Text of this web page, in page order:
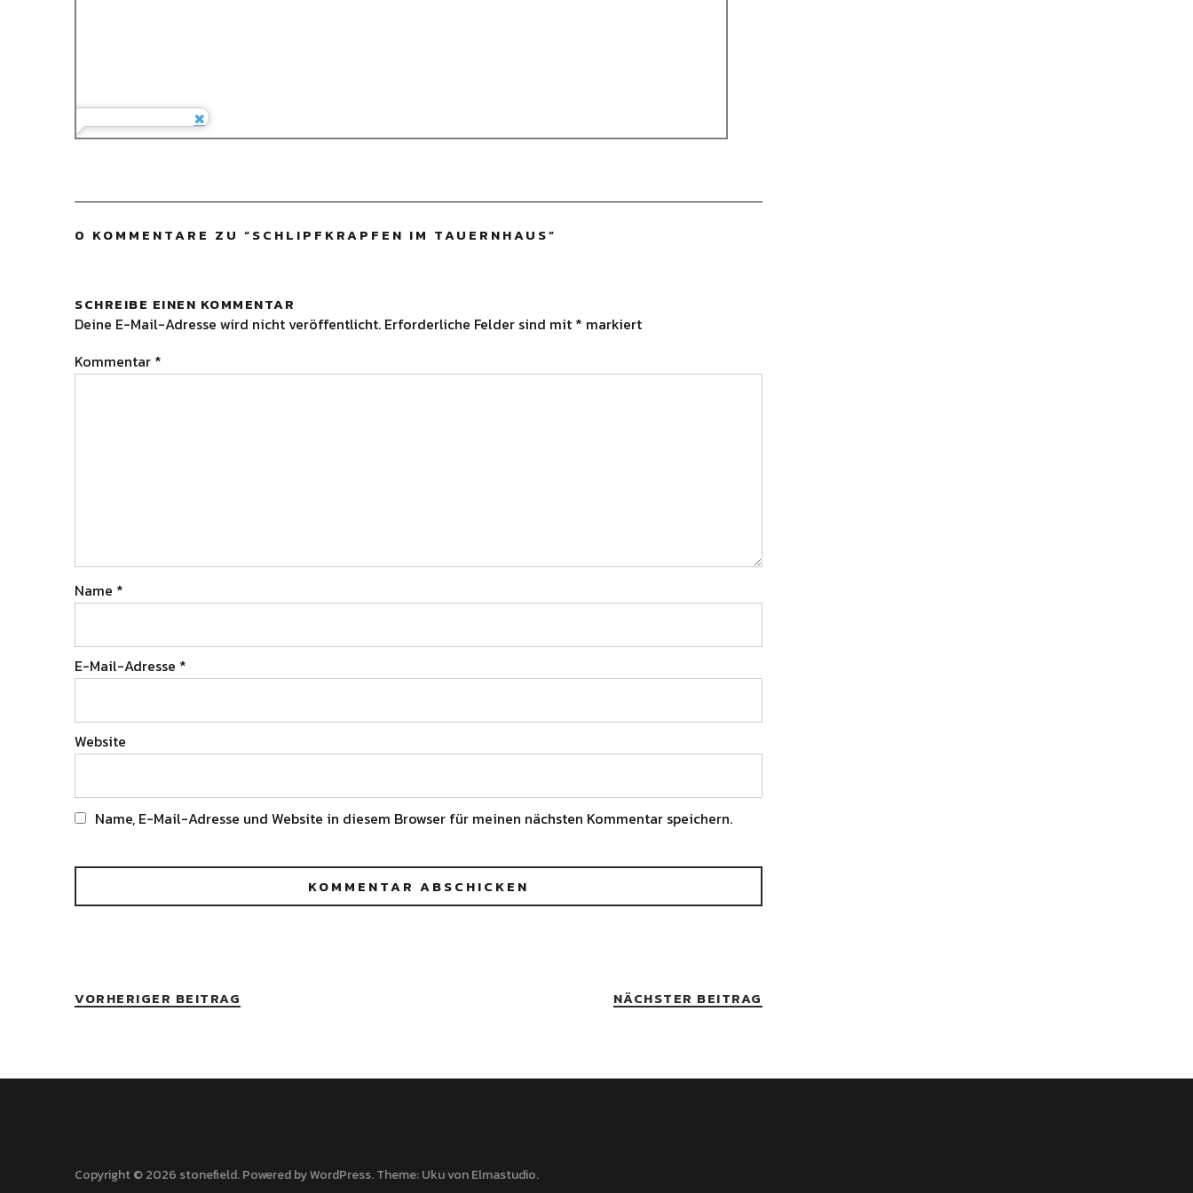
0 KOMMENTARE ZU “SCHLIPFKRAPFEN IM TAUERNHAUS”
SCHREIBE EINEN KOMMENTAR
Deine E-Mail-Adresse wird nicht veröffentlicht. Erforderliche Felder sind mit * markiert
Kommentar *
Name *
E-Mail-Adresse *
Website
Name, E-Mail-Adresse und Website in diesem Browser für meinen nächsten Kommentar speichern.
VORHERIGER BEITRAG NÄCHSTER BEITRAG
Copyright © 2026 stonefield Powered byWordPress Theme: Uku vonElmastudio